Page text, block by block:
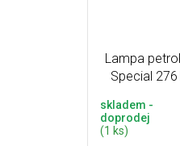
Lampa
Special
skladem -
doprodej
(1 ks)